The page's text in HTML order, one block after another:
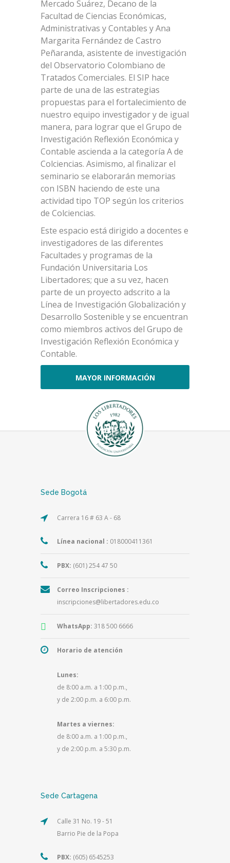
Mercado Suárez, Decano de la
Facultad de Ciencias Económicas,
Administrativas y Contables y Ana
Margarita Fernández de Castro
Peñaranda, asistente de investigación
del Observatorio Colombiano de
Tratados Comerciales. El SIP hace
parte de una de las estrategias
propuestas para el fortalecimiento de
nuestro equipo investigador y de igual
manera, para lograr que el Grupo de
Investigación Reflexión Económica y
Contable ascienda a la categoría A de
Colciencias. Asimismo, al finalizar el
seminario se elaborarán memorias
con ISBN haciendo de este una
actividad tipo TOP según los criterios
de Colciencias.
Este espacio está dirigido a docentes e
investigadores de las diferentes
Facultades y programas de la
Fundación Universitaria Los
Libertadores; que a su vez, hacen
parte de un proyecto adscrito a la
Línea de Investigación Globalización y
Desarrollo Sostenible y se encuentran
como miembros activos del Grupo de
Investigación Reflexión Económica y
Contable.
MAYOR INFORMACIÓN
Sede Bogotá
Carrera 16 # 63 A - 68
Línea nacional : 018000411361
PBX: (601) 254 47 50
Correo Inscripciones :
inscripciones@libertadores.edu.co
WhatsApp: 318 500 6666
Horario de atención
Lunes:
de 8:00 a.m. a 1:00 p.m.,
y de 2:00 p.m. a 6:00 p.m.
Martes a viernes:
de 8:00 a.m. a 1:00 p.m.,
y de 2:00 p.m. a 5:30 p.m.
Sede Cartagena
Calle 31 No. 19 - 51
Barrio Pie de la Popa
PBX: (605) 6545253